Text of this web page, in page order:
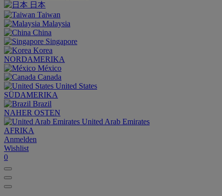
日本
Taiwan
Malaysia
China
Singapore
Korea
NORDAMERIKA
México
Canada
United States
SÜDAMERIKA
Brazil
NAHER OSTEN
United Arab Emirates
AFRIKA
Anmelden
Wishlist
0